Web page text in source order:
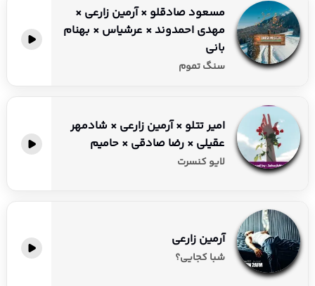
مسعود صادقلو × آرمین زارعی ×
مهدی احمدوند × عرشیاس × بهنام
بانی
سنگ تموم
امیر تتلو × آرمین زارعی × شادمهر
عقیلی × رضا صادقی × حامیم
لایو کنسرت
آرمین زارعی
شبا کجایی؟